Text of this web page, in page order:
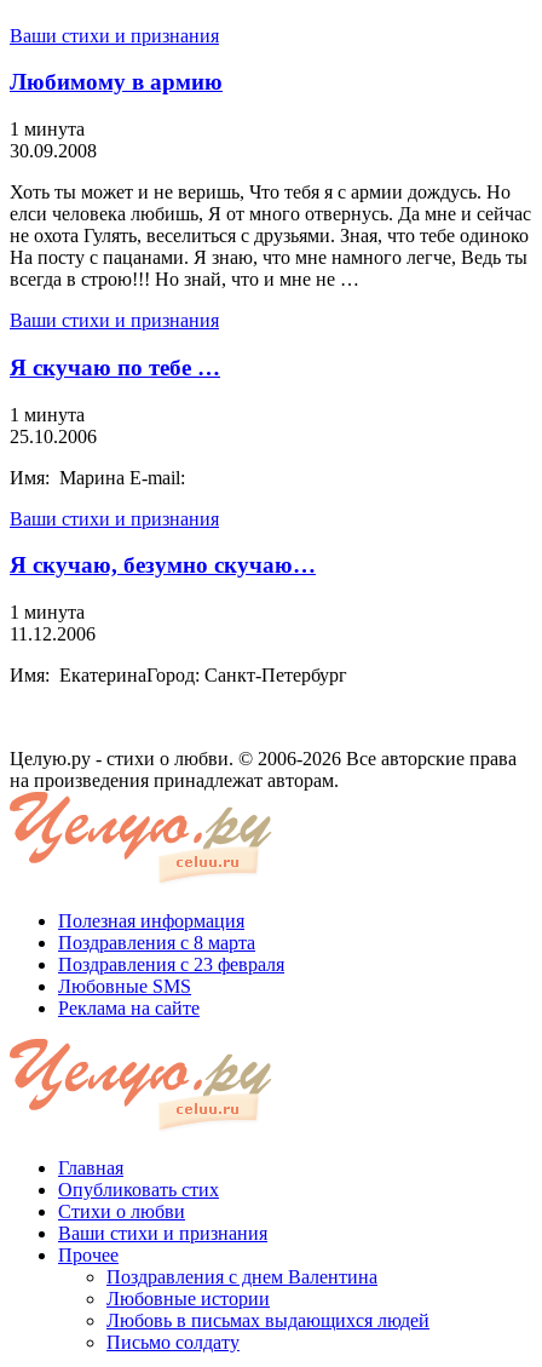
Ваши стихи и признания
Любимому в армию
1 минута
30.09.2008
Хоть ты может и не веришь, Что тебя я с армии дождусь. Но
елси человека любишь, Я от много отвернусь. Да мне и сейчас
не охота Гулять, веселиться с друзьями. Зная, что тебе одиноко
На посту с пацанами. Я знаю, что мне намного легче, Ведь ты
всегда в строю!!! Но знай, что и мне не …
Ваши стихи и признания
Я скучаю по тебе …
1 минута
25.10.2006
Имя: Марина E-mail:
Ваши стихи и признания
Я скучаю, безумно скучаю…
1 минута
11.12.2006
Имя: ЕкатеринаГород: Санкт-Петербург
Целую.ру - стихи о любви. © 2006-2026 Все авторские права
на произведения принадлежат авторам.
Полезная информация
Поздравления с 8 марта
Поздравления с 23 февраля
Любовные SMS
Реклама на сайте
Главная
Опубликовать стих
Стихи о любви
Ваши стихи и признания
Прочее
Поздравления с днем Валентина
Любовные истории
Любовь в письмах выдающихся людей
Письмо солдату